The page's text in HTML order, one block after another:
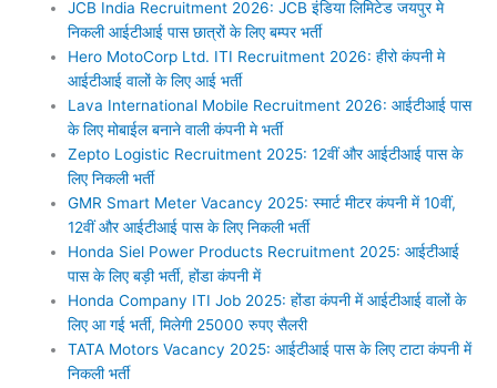
JCB India Recruitment 2026: JCB इंडिया लिमिटेड जयपुर मे
निकली आईटीआई पास छात्रों के लिए बम्पर भर्ती
Hero MotoCorp Ltd. ITI Recruitment 2026: हीरो कंपनी मे
आईटीआई वालों के लिए आई भर्ती
Lava International Mobile Recruitment 2026: आईटीआई पास
के लिए मोबाईल बनाने वाली कंपनी मे भर्ती
Zepto Logistic Recruitment 2025: 12वीं और आईटीआई पास के
लिए निकली भर्ती
GMR Smart Meter Vacancy 2025: स्मार्ट मीटर कंपनी में 10वीं,
12वीं और आईटीआई पास के लिए निकली भर्ती
Honda Siel Power Products Recruitment 2025: आईटीआई
पास के लिए बड़ी भर्ती, होंडा कंपनी में
Honda Company ITI Job 2025: होंडा कंपनी में आईटीआई वालों के
लिए आ गई भर्ती, मिलेगी 25000 रुपए सैलरी
TATA Motors Vacancy 2025: आईटीआई पास के लिए टाटा कंपनी में
निकली भर्ती